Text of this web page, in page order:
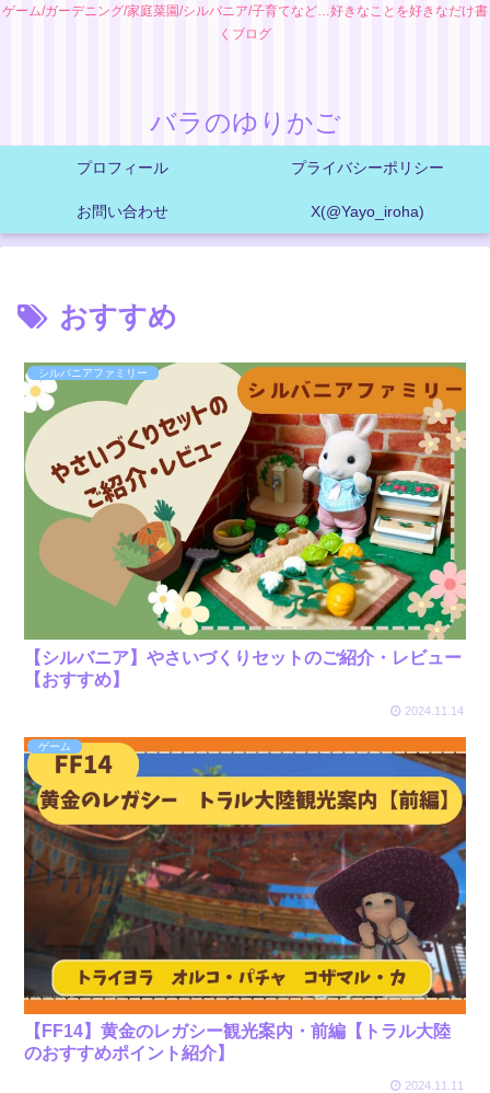
ゲーム/ガーデニング/家庭菜園/シルバニア/子育てなど…好きなことを好きなだけ書
くブログ
バラのゆりかご
プロフィール プライバシーポリシー
お問い合わせ X(@Yayo_iroha)
おすすめ
シルバニアファミリー
【シルバニア】やさいづくりセットのご紹介・レビュー
【おすすめ】
2024.11.14
ゲーム
【FF14】黄金のレガシー観光案内・前編【トラル大陸
のおすすめポイント紹介】
2024.11.11